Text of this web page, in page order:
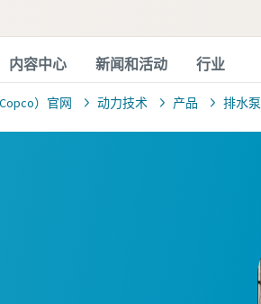
内容中心 新闻和活动 行业
）官网 动力技术 产品 排水泵